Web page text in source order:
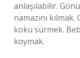
anlaşılabilir.
namazını
koku sürmek.
koymak.